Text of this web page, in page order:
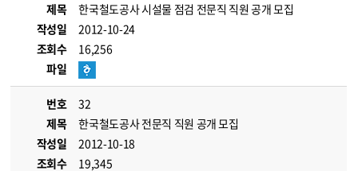
제목
한국철도공사 시설물 점검 전문직 직원 공개 모집
작성일
2012-10-24
조회수
16,256
파일
번호
32
제목
한국철도공사 전문직 직원 공개 모집
작성일
2012-10-18
조회수
19,345